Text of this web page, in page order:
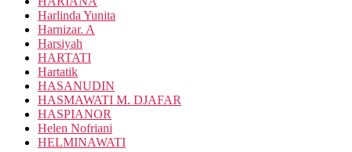
Harlinda Yunita
Harnizar. A
Harsiyah
HARTATI
Hartatik
HASANUDIN
HASMAWATI M. DJAFAR
HASPIANOR
Helen Nofriani
HELMINAWATI